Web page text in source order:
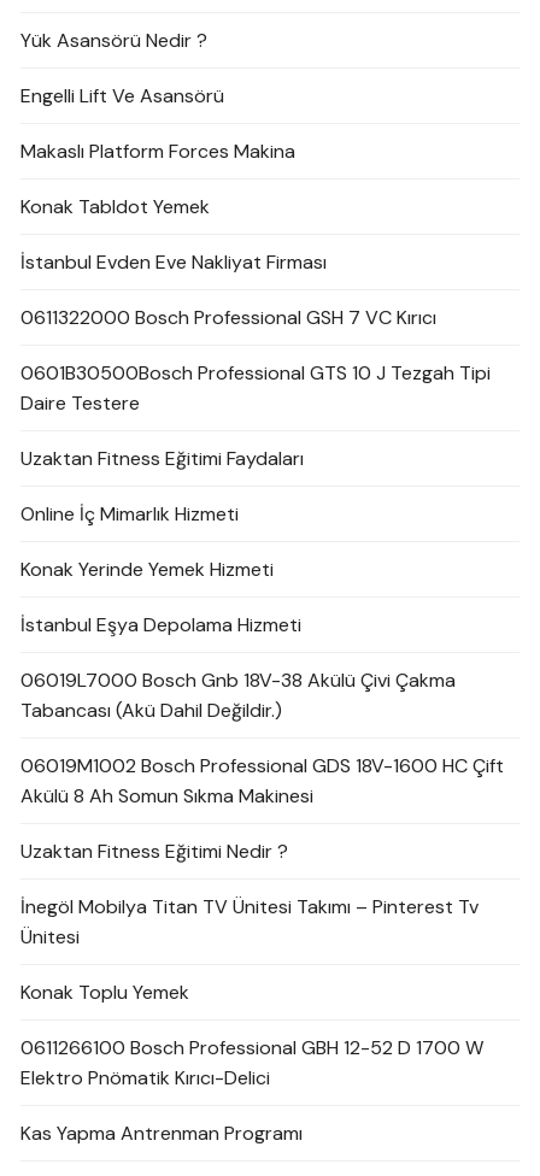
Yük Asansörü Nedir ?
Engelli Lift Ve Asansörü
Makaslı Platform Forces Makina
Konak Tabldot Yemek
İstanbul Evden Eve Nakliyat Firması
0611322000 Bosch Professional GSH 7 VC Kırıcı
0601B30500Bosch Professional GTS 10 J Tezgah Tipi
Daire Testere
Uzaktan Fitness Eğitimi Faydaları
Online İç Mimarlık Hizmeti
Konak Yerinde Yemek Hizmeti
İstanbul Eşya Depolama Hizmeti
06019L7000 Bosch Gnb 18V-38 Akülü Çivi Çakma
Tabancası (Akü Dahil Değildir.)
06019M1002 Bosch Professional GDS 18V-1600 HC Çift
Akülü 8 Ah Somun Sıkma Makinesi
Uzaktan Fitness Eğitimi Nedir ?
İnegöl Mobilya Titan TV Ünitesi Takımı – Pinterest Tv
Ünitesi
Konak Toplu Yemek
0611266100 Bosch Professional GBH 12-52 D 1700 W
Elektro Pnömatik Kırıcı-Delici
Kas Yapma Antrenman Programı